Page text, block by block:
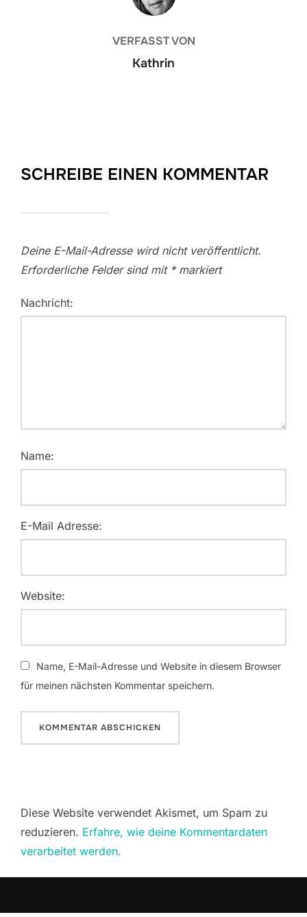
VERFASST VON
Kathrin
SCHREIBE EINEN KOMMENTAR
Deine E-Mail-Adresse wird nicht veröffentlicht.
Erforderliche Felder sind mit *markiert
Nachricht:
Name:
E-Mail Adresse:
Website:
Name, E-Mail-Adresse und Website in diesem Browser
für meinen nächsten Kommentar speichern.
Diese Website verwendet Akismet, um Spam zu
reduzieren. Erfahre, wie deine Kommentardaten
verarbeitet werden.